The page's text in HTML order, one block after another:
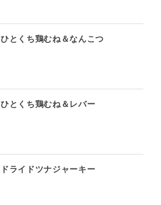
ひとくち鶏むね＆なんこつ
ひとくち鶏むね＆レバー
ドライドツナジャーキー